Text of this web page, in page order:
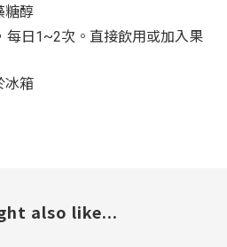
糖醇
每日1~2次。直接飲用或加入果
冰箱
also like...